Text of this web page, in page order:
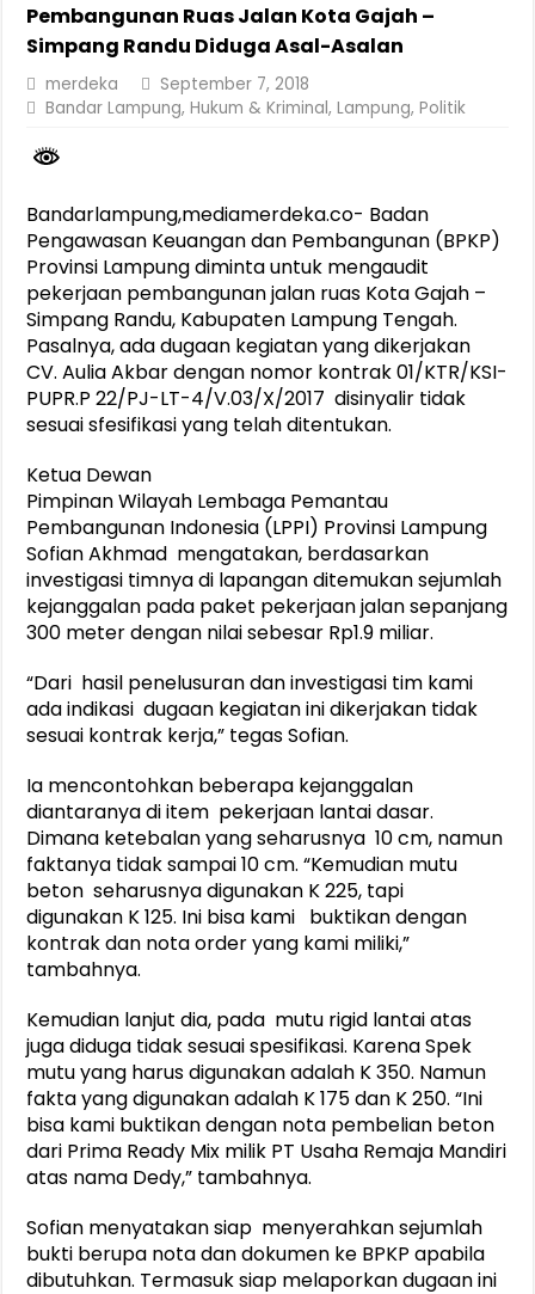
Jasa Raharja Jamin Seluruh Korban Kebakaran KM Mutiara
Gelar Audiensi, Jasa Raharja dan Kementerian PANRB Perkuat
Berkontribusi terhadap Keselamatan dan Mobilitas Masyarakat,
Festival Literasi Lampung 2026 Dorong Perpustakaan Jadi Ruang
Pembangunan Ruas Jalan Kota Gajah –
Simpang Randu Diduga Asal-Asalan
merdeka
September 7, 2018
Bandar Lampung,Hukum & Kriminal,Lampung,Politik
Bandarlampung,mediamerdeka.co- Badan
Pengawasan Keuangan dan Pembangunan (BPKP)
Provinsi Lampung diminta untuk mengaudit
pekerjaan pembangunan jalan ruas Kota Gajah –
Simpang Randu, Kabupaten Lampung Tengah.
Pasalnya, ada dugaan kegiatan yang dikerjakan
CV. Aulia Akbar dengan nomor kontrak 01/KTR/KSI-
PUPR.P 22/PJ-LT-4/V.03/X/2017 disinyalir tidak
sesuai sfesifikasi yang telah ditentukan.
Ketua Dewan
Pimpinan Wilayah Lembaga Pemantau
Pembangunan Indonesia (LPPI) Provinsi Lampung
Sofian Akhmad mengatakan, berdasarkan
investigasi timnya di lapangan ditemukan sejumlah
kejanggalan pada paket pekerjaan jalan sepanjang
300 meter dengan nilai sebesar Rp1.9 miliar.
“Dari hasil penelusuran dan investigasi tim kami
ada indikasi dugaan kegiatan ini dikerjakan tidak
sesuai kontrak kerja,” tegas Sofian.
Ia mencontohkan beberapa kejanggalan
diantaranya di item pekerjaan lantai dasar.
Dimana ketebalan yang seharusnya 10 cm, namun
faktanya tidak sampai 10 cm. “Kemudian mutu
beton seharusnya digunakan K 225, tapi
digunakan K 125. Ini bisa kami buktikan dengan
kontrak dan nota order yang kami miliki,”
tambahnya.
Kemudian lanjut dia, pada mutu rigid lantai atas
juga diduga tidak sesuai spesifikasi. Karena Spek
mutu yang harus digunakan adalah K 350. Namun
fakta yang digunakan adalah K 175 dan K 250. “Ini
bisa kami buktikan dengan nota pembelian beton
dari Prima Ready Mix milik PT Usaha Remaja Mandiri
atas nama Dedy,” tambahnya.
Sofian menyatakan siap menyerahkan sejumlah
bukti berupa nota dan dokumen ke BPKP apabila
dibutuhkan. Termasuk siap melaporkan dugaan ini